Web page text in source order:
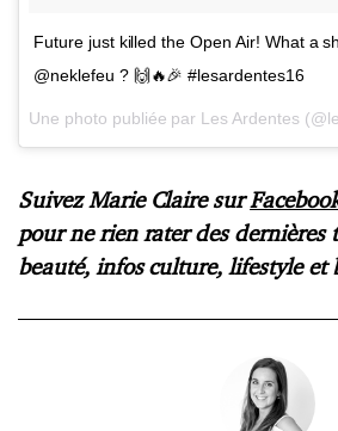
Future just killed the Open Air! What a
@neklefeu ? 🙌🔥🎉 #lesardentes16
Une photo publiée par Les Ardentes
Suivez Marie Claire sur
pour ne rien rater des dernières
beauté, infos culture, lifestyle et